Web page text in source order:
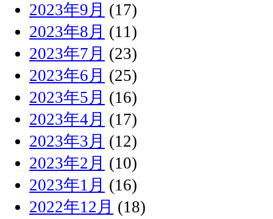
2023年9月 (17)
2023年8月 (11)
2023年7月 (23)
2023年6月 (25)
2023年5月 (16)
2023年4月 (17)
2023年3月 (12)
2023年2月 (10)
2023年1月 (16)
2022年12月 (18)